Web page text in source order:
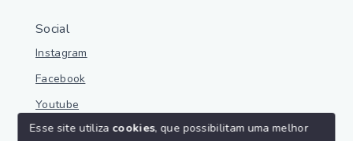
Social
Instagram
Facebook
Youtube
Esse site utiliza cookies, que possibilitam uma melhor